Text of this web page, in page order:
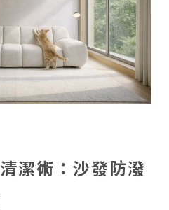
潔術：沙發防潑